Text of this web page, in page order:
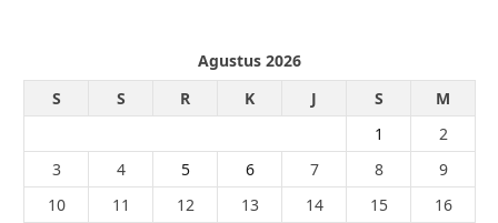
Agustus 2026
S
S R K J S
M
1
2
3
4 5 6 7 8
9
10
11 12 13 14 15
16